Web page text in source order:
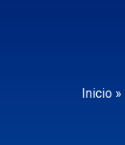
Inicio »